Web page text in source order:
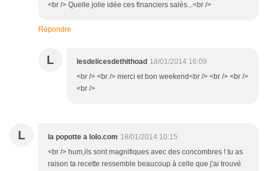
<br /> Quelle jolie idée ces financiers salés...<br />
Répondre
L lesdelicesdethithoad 18/01/2014 16:09
<br /> <br /> merci et bon weekend<br /> <br /> <br />
<br />
L la popotte a lolo.com 18/01/2014 10:15
<br /> hum,ils sont magnifiques avec des concombres ! tu as
raison ta recette ressemble beaucoup à celle que j'ai trouvé